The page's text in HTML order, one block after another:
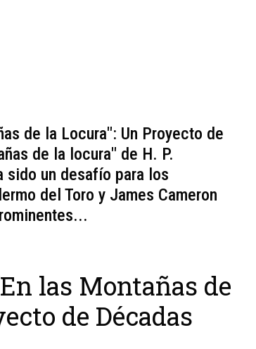
de la Locura": Un Proyecto de
de la locura" de H. P.
sido un desafío para los
del Toro y James Cameron
las Montañas de
de Décadas